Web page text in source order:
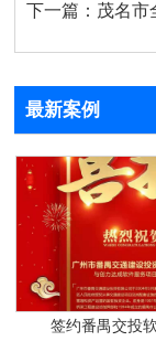
下一篇： 茂名市
最新案例
签约番禺交投